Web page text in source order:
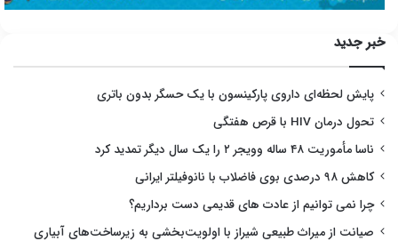
خبر جدید
پایش لحظه‌ای داروی پارکینسون با یک حسگر بدون باتری
تحول درمان HIV با قرص هفتگی
ناسا مأموریت ۴۸ ساله وویجر ۲ را یک سال دیگر تمدید کرد
کاهش ۹۸ درصدی بوی فاضلاب با نانوفیلتر ایرانی
چرا نمی توانیم از عادت های قدیمی دست برداریم؟
صیانت از میراث طبیعی شیراز با اولویت‌بخشی به زیرساخت‌های آبیاری